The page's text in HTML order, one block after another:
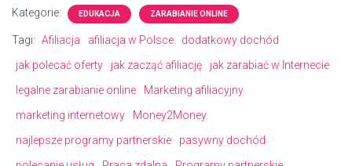
Kategorie: EDUKACJA ZARABIANIE ONLINE
Tagi: Afiliacja afiliacja w Polsce
dodatkowy dochód
jak polecać oferty
jak zacząć afiliację
jak zarabiać w Internecie
legalne zarabianie online
Marketing afiliacyjny
marketing internetowy
Money2Money
najlepsze programy partnerskie
pasywny dochód